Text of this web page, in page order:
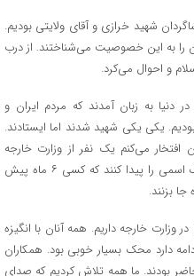
شهید خرازی و آقای ولایتی بودیم.
را به این خصوصیت می‌شناختند. از درب
و احوال می‌کرد.
خیلی‌ها در دنیا به زبان آمدند که مردم ایران و
یکی یکی شهید شدند اما ایستادند.
می‌کنم یک نفر از وزارت خارجه
پناهنده نشد و یا از کارش نرفت. گشتند یک اسمی را پیدا کنند که کسی ۶ ماه پیش
بزنند.
وزارت خارجه داریم. همه آنان با انگیزه
روزه اخیر که ادامه دارد محک بسیار خوبی بود. همکاران
بودند. ما همه تلاش کردیم که صدای